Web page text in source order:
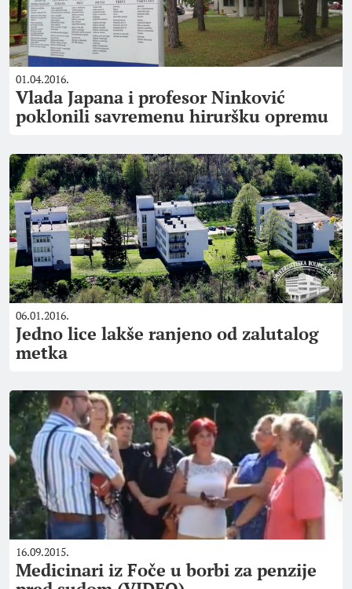
01.04.2016.
Vlada Japana i profesor Ninković
poklonili savremenu hiruršku opremu
06.01.2016.
Jedno lice lakše ranjeno od zalutalog
metka
16.09.2015.
Medicinari iz Foče u borbi za penzije